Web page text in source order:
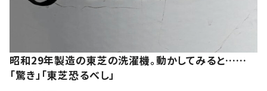
昭和29年製造の東芝の洗濯機。動かしてみると……
「驚き」「東芝恐るべし」